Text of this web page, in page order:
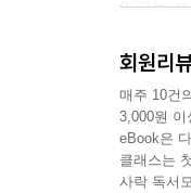
있다는
회원리
매주 10건
3,000원 이
eBook은
클래스는
사락 독서